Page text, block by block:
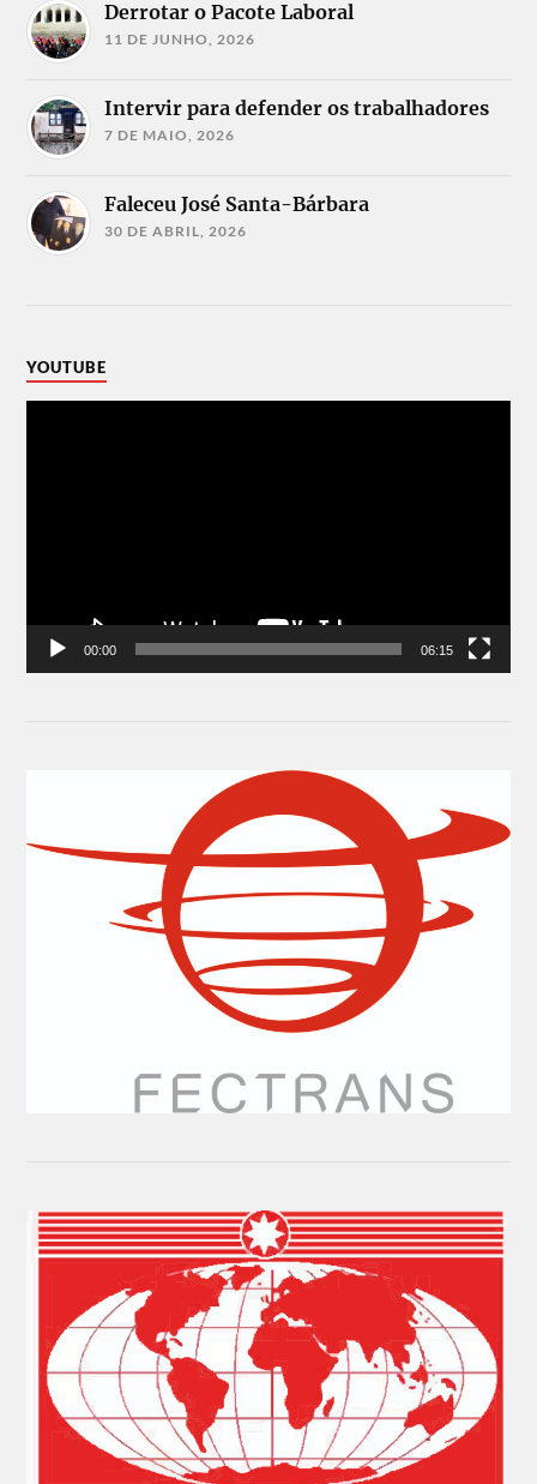
Derrotar o Pacote Laboral
11 DE JUNHO, 2026
Intervir para defender os trabalhadores
7 DE MAIO, 2026
Faleceu José Santa-Bárbara
30 DE ABRIL, 2026
YOUTUBE
00:00 06:15